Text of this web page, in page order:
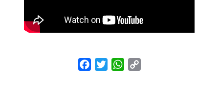
Facebook
Twitter WhatsApp